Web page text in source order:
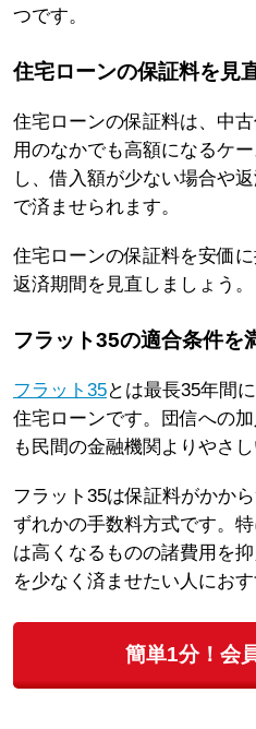
つです。
住宅ローンの保証料を見
住宅ローンの保証料は、中
用のなかでも高額になるケ
し、借入額が少ない場合や
で済ませられます。
住宅ローンの保証料を安価
返済期間を見直しましょう。
フラット35の適合条件を
フラット35とは最長35年間
住宅ローンです。団信への
も民間の金融機関よりやさ
フラット35は保証料がかか
ずれかの手数料方式です。
は高くなるものの諸費用を
を少なく済ませたい人におす
簡単1分！会